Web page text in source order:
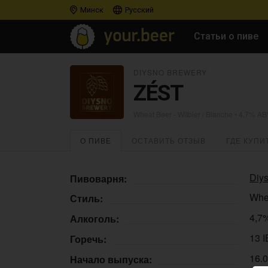
Минск Русский
Статьи о пиве
ZÉST
О ПИВЕ
Пивоварня:
Стиль:
Алкоголь:
Горечь:
13
Начало выпуска: